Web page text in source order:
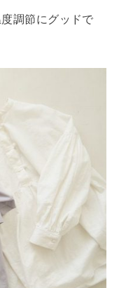
調節にグッドで